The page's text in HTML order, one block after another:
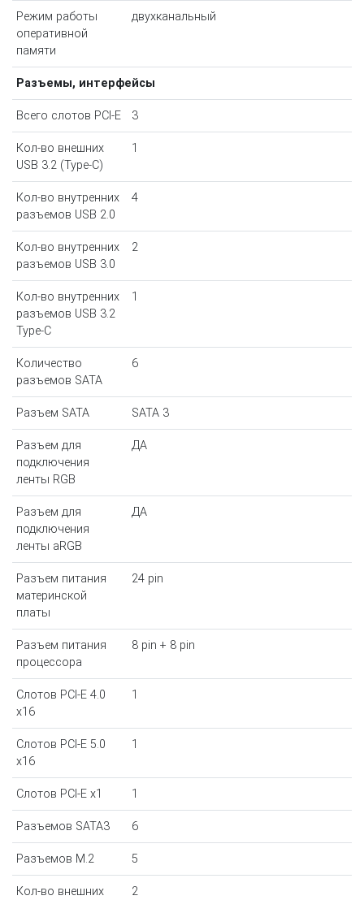
Режим работы
оперативной
памяти
двухканальный
Разъемы, интерфейсы
Всего слотов PCI-E 3
Кол-во внешних
USB 3.2 (Type-C)
1
Кол-во внутренних
разъемов USB 2.0
4
Кол-во внутренних
разъемов USB 3.0
2
Кол-во внутренних
разъемов USB 3.2
Type-C
1
Количество
разъемов SATA
6
Разъем SATA SATA 3
Разъем для
подключения
ленты RGB
ДА
Разъем для
подключения
ленты aRGB
ДА
Разъем питания
материнской
платы
24 pin
Разъем питания
процессора
8 pin + 8 pin
Слотов PCI-E 4.0
x16
1
Слотов PCI-E 5.0
x16
1
Слотов PCI-E x1 1
Разъемов SATA3 6
Разъемов M.2 5
Кол-во внешних
2